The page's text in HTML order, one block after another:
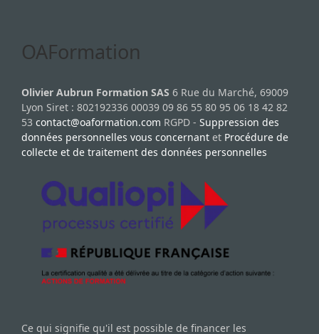
OAFormation
Olivier Aubrun Formation SAS 6 Rue du Marché, 69009
Lyon Siret : 802192336 00039 09 86 55 80 95 06 18 42 82
53 contact@oaformation.com RGPD - Suppression des
données personnelles vous concernant et Procédure de
collecte et de traitement des données personnelles
Ce qui signifie qu'il est possible de financer les